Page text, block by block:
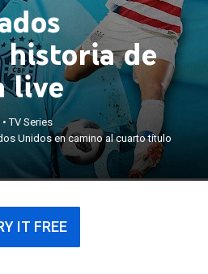
historia de
live
•TV Series
Unidos en camino al cuarto título
Unidos en camino
dramática y
tanto en la
escena, en su camino
×
IT FREE